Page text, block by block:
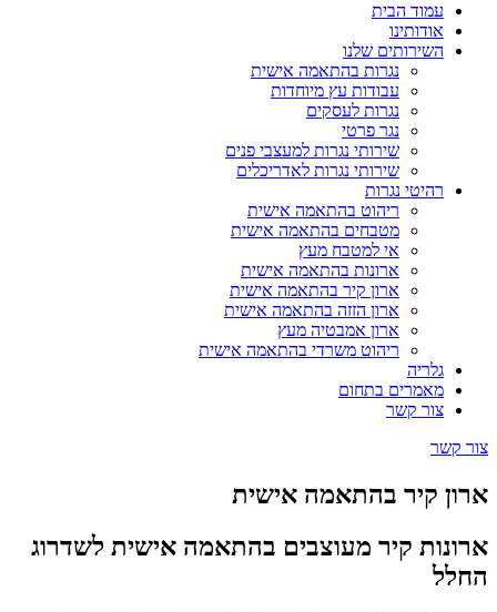
עמוד הבית
אודותינו
השירותים שלנו
נגרות בהתאמה אישית
עבודות עץ מיוחדות
נגרות לעסקים
נגר פרטי
שירותי נגרות למעצבי פנים
שירותי נגרות לאדריכלים
רהיטי נגרות
ריהוט בהתאמה אישית
מטבחים בהתאמה אישית
אי למטבח מעץ
ארונות בהתאמה אישית
ארון קיר בהתאמה אישית
ארון הזזה בהתאמה אישית
ארון אמבטיה מעץ
ריהוט משרדי בהתאמה אישית
גלריה
מאמרים בתחום
צור קשר
צור קשר
ארון קיר בהתאמה אישית
ארונות קיר מעוצבים בהתאמה אישית לשדרוג
החלל